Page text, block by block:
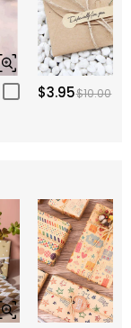
$3.95$10.00